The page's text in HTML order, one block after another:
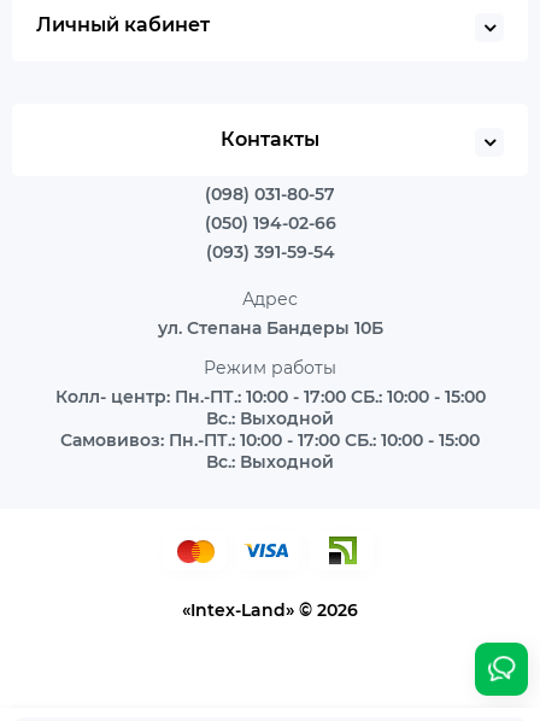
Личный кабинет
Контакты
(098) 031-80-57
(050) 194-02-66
(093) 391-59-54
Адрес
ул. Степана Бандеры 10Б
Режим работы
Колл- центр: Пн.-ПТ.: 10:00 - 17:00 СБ.: 10:00 - 15:00
Вс.: Выходной
Самовивоз: Пн.-ПТ.: 10:00 - 17:00 СБ.: 10:00 - 15:00
Вс.: Выходной
«Intex-Land» © 2026